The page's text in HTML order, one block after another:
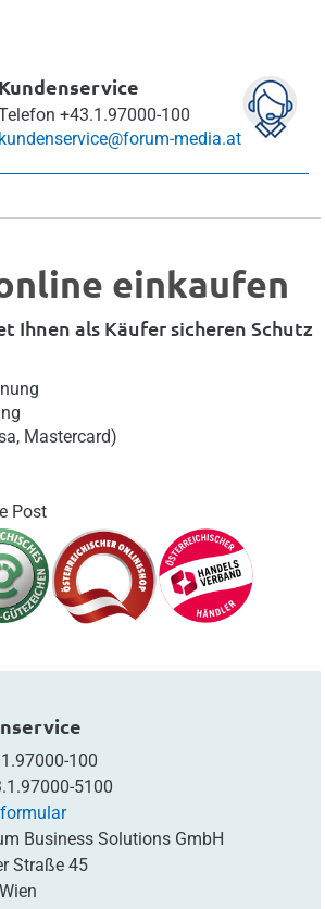
Kundenservice
+43.1.97000-100
kundenservice@forum-media.at
einkaufen
Ihnen als Käufer sicheren Schutz
Mastercard)
Post
100
5100
Business Solutions GmbH
Straße 45